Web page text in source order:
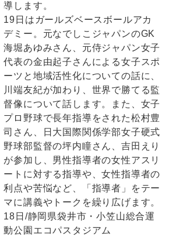
導します。
19日はガールズベースボールアカ
デミー。元なでしこジャパンのGK
海堀あゆみさん、元侍ジャパン女子
代表の金由起子さんによる女子スポ
ーツと地域活性化についての話に、
川端友紀が加わり、世界で勝てる監
督像について話します。また、女子
プロ野球で長年指導をされた松村豊
司さん、日大国際関係学部女子硬式
野球部監督の坪内瞳さん、吉田えり
が参加し、男性指導者の女性アスリ
ートに対する指導や、女性指導者の
利点や苦悩など、「指導者」をテー
マに講義やトークを繰り広げます。
18日/静岡県袋井市・小笠山総合運
動公園エコパスタジアム